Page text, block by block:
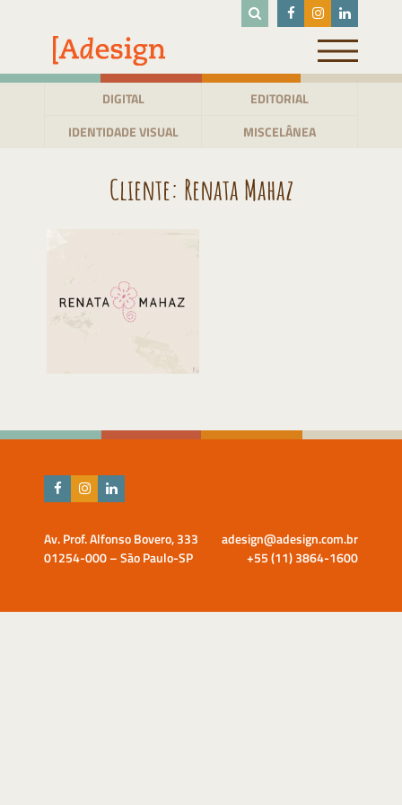
conteúdo
DIGITAL
EDITORIAL
IDENTIDADE VISUAL
MISCELÂNEA
Cliente: Renata Mahaz
Av. Prof. Alfonso Bovero, 333
01254-000 – São Paulo-SP
adesign@adesign.com.br
+55 (11) 3864-1600